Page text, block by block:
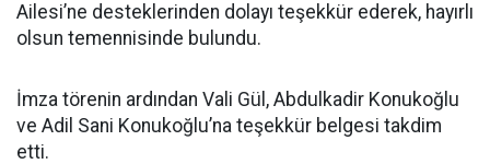
Ailesi’ne desteklerinden dolayı teşekkür ederek, hayırlı
olsun temennisinde bulundu.
İmza törenin ardından Vali Gül, Abdulkadir Konukoğlu
ve Adil Sani Konukoğlu’na teşekkür belgesi takdim
etti.